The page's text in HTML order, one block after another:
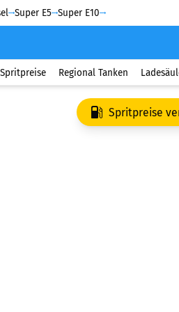
Super E5 Super E10
Regional Tanken
Spritpreise